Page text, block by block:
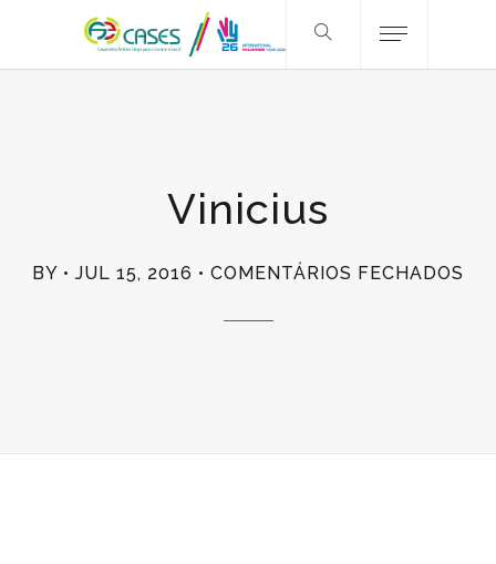
Vinicius
BY JUL 15, 2016 COMENTÁRIOS FECHADOS